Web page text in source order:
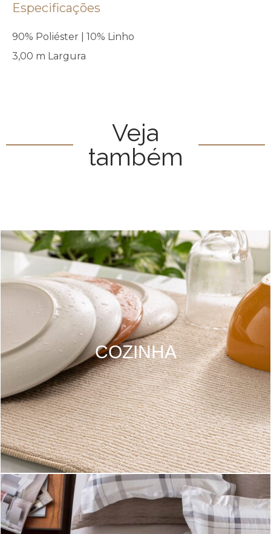
Especificações
90% Poliéster | 10% Linho
3,00 m Largura
Veja
também
COZINHA